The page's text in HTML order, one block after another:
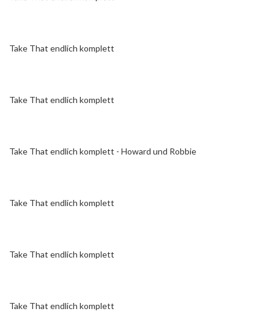
Take That endlich komplett
Take That endlich komplett
Take That endlich komplett - Howard und Robbie
Take That endlich komplett
Take That endlich komplett
Take That endlich komplett